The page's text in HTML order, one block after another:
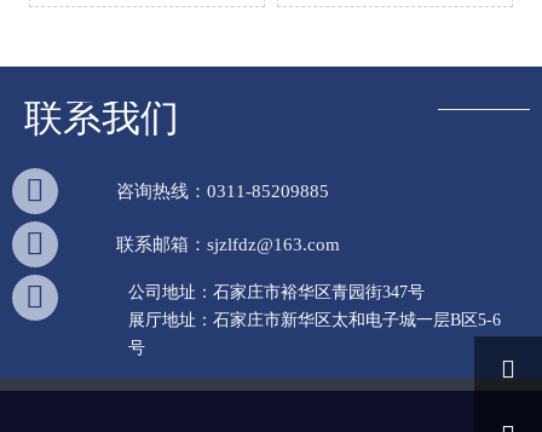
联系我们
 咨询热线：0311-85209885
 联系邮箱：sjzlfdz@163.com

公司地址：石家庄市裕华区青园街347号
展厅地址：石家庄市新华区太和电子城一层B区5-6
号
